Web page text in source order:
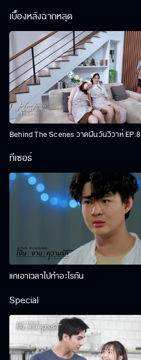
เบื้องหลังฉากหลุด
Behind The Scenes วาดฝันวันวิวาห์ EP.8
ทีเซอร์
แกเอาเวลาไปทำอะไรกัน
Special